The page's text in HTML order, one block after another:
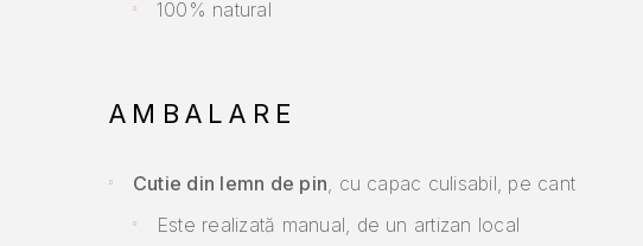
100% natural
AMBALARE
Cutie din lemn de pin , cu capac culisabil, pe cant
Este realizată manual, de un artizan local